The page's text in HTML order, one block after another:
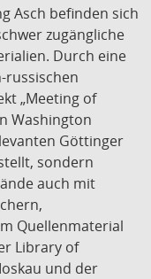
Asch befinden sich
zugängliche
Durch eine
russischen
„Meeting of
Washington
Göttinger
sondern
auch mit
Quellenmaterial
Library of
und der